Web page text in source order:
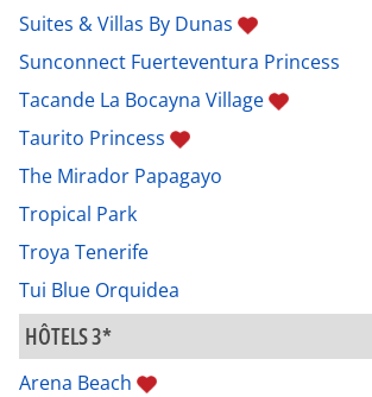
Suites & Villas By Dunas
Sunconnect Fuerteventura Princess
Tacande La Bocayna Village
Taurito Princess
The Mirador Papagayo
Tropical Park
Troya Tenerife
Tui Blue Orquidea
HÔTELS 3*
Arena Beach